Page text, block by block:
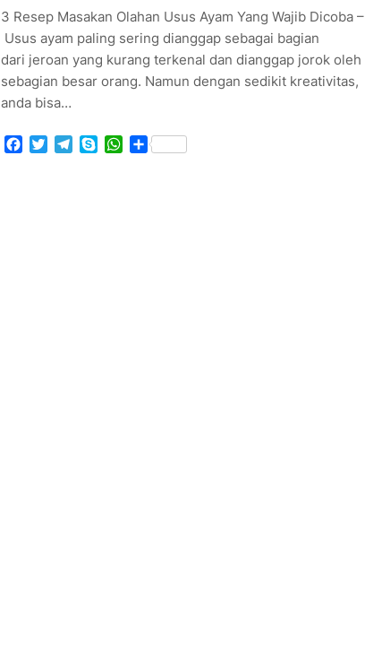
3 Resep Masakan Olahan Usus Ayam Yang Wajib Dicoba –
Usus ayam paling sering dianggap sebagai bagian
dari jeroan yang kurang terkenal dan dianggap jorok oleh
sebagian besar orang. Namun dengan sedikit kreativitas,
anda bisa…
Facebook
TwitterTelegram
SkypeWhatsApp
Share